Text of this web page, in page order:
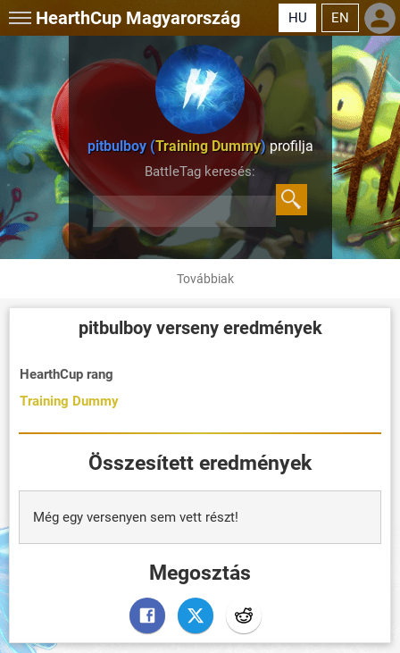
HearthCup Magyarország HU EN
pitbulboy (Training Dummy)profilja
BattleTag keresés:
Továbbiak
pitbulboyverseny eredmények
HearthCup rang
Training Dummy
Összesített eredmények
Még egy versenyen sem vett részt!
Megosztás